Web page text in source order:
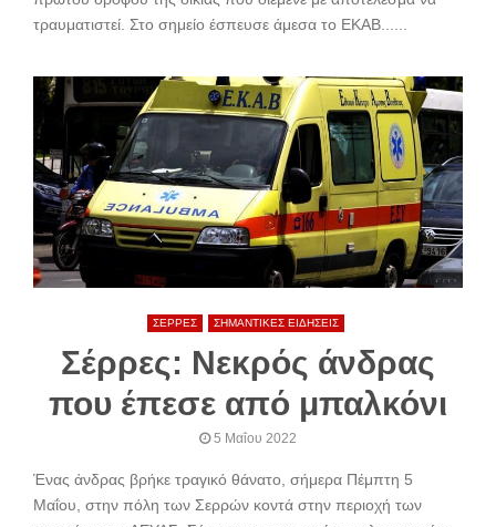
τραυματιστεί. Στο σημείο έσπευσε άμεσα το ΕΚΑΒ......
ΣΕΡΡΕΣ ΣΗΜΑΝΤΙΚΕΣ ΕΙΔΗΣΕΙΣ
Σέρρες: Νεκρός άνδρας
που έπεσε από μπαλκόνι
5 Μαΐου 2022
Ένας άνδρας βρήκε τραγικό θάνατο, σήμερα Πέμπτη 5
Μαΐου, στην πόλη των Σερρών κοντά στην περιοχή των